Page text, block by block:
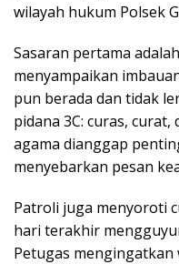
wilayah hukum Polsek
Sasaran pertama
menyampaikan
pun berada dan tidak
pidana 3C: curas,
agama dianggap
menyebarkan pesan
Patroli juga menyoroti
hari terakhir
Petugas